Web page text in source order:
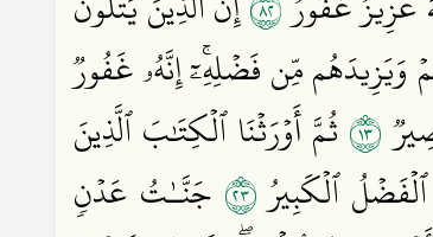
وَيَزِيدَهُم مِّن فَضۡلِهِۦٓۚ إِنَّهُۥ غَفُورٞ
٣١ ثُمَّ أَوۡرَثۡنَا ٱلۡكِتَٰبَ ٱلَّذِينَ
ٱلۡكَبِيرُ٣٢ جَنَّـٰتُ عَدۡنٖ